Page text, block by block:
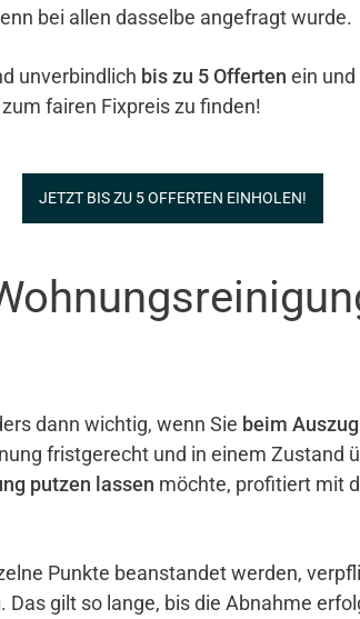
bei allen dasselbe angefragt wurde.
unverbindlich bis zu 5 Offerten ein
zum fairen Fixpreis zu finden!
JETZT BIS ZU 5 OFFERTEN EINHOLEN!
dann wichtig, wenn Sie beim Auszug
fristgerecht und in einem Zustand
putzen lassen möchte, profitiert mit
Punkte beanstandet werden,
. Das gilt so lange, bis die Abnahme